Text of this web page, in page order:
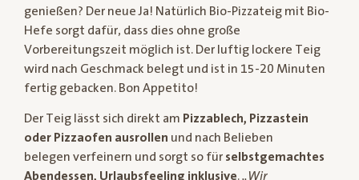
genießen? Der neue Ja! Natürlich Bio-Pizzateig mit Bio-
Hefe sorgt dafür, dass dies ohne große
Vorbereitungszeit möglich ist. Der luftig lockere Teig
wird nach Geschmack belegt und ist in 15-20 Minuten
fertig gebacken. Bon Appetito!
Der Teig lässt sich direkt am Pizzablech, Pizzastein
oder Pizzaofen ausrollen und nach Belieben
belegen verfeinern und sorgt so für selbstgemachtes
Abendessen, Urlaubsfeeling inklusive.„Wir